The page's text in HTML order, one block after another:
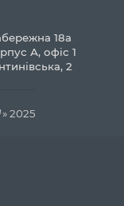
18а
А, офіс 1
2
2025